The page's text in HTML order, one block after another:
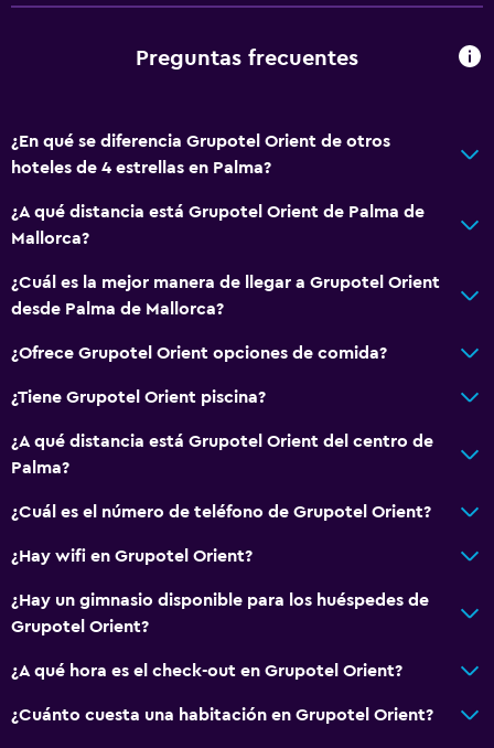
Sala de juegos
Entretenimiento nocturno
Minigolf
Ping pong
Mesa de billar
Comedor
Bar/lounge
Máquina expendedora (bebidas)
Cafetería
Máquina expendedora (botanas)
Bañera de hidromasaje
Preguntas frecuentes
¿En qué se diferencia Grupotel Orient de otros
hoteles de 4 estrellas en Palma?
¿A qué distancia está Grupotel Orient de Palma de
Mallorca?
¿Cuál es la mejor manera de llegar a Grupotel Orient
desde Palma de Mallorca?
¿Ofrece Grupotel Orient opciones de comida?
¿Tiene Grupotel Orient piscina?
¿A qué distancia está Grupotel Orient del centro de
Palma?
¿Cuál es el número de teléfono de Grupotel Orient?
¿Hay wifi en Grupotel Orient?
¿Hay un gimnasio disponible para los huéspedes de
Grupotel Orient?
¿A qué hora es el check-out en Grupotel Orient?
¿Cuánto cuesta una habitación en Grupotel Orient?